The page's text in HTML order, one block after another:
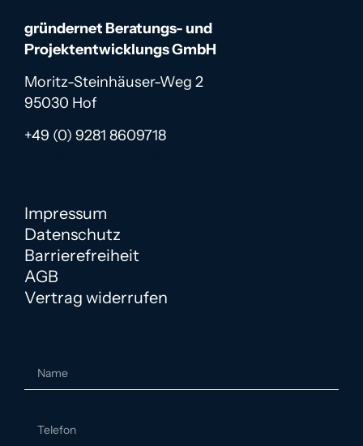
gründernet Beratungs- und
Projektentwicklungs GmbH
Moritz-Steinhäuser-Weg 2
95030 Hof
+49 (0) 9281 8609718
Impressum
Datenschutz
Barrierefreiheit
AGB
Vertrag widerrufen